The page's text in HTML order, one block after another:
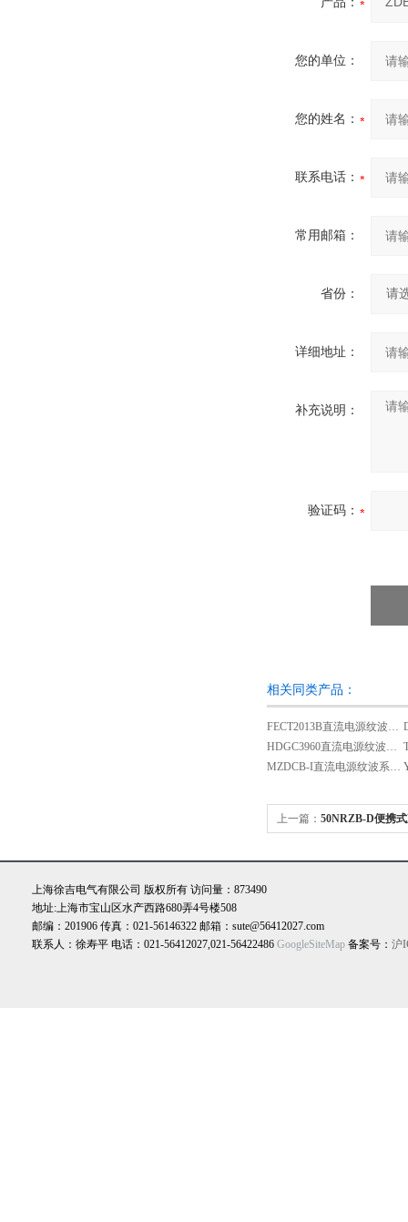
您的单位：
您的姓名：
联系电话：
常用邮箱：
省份：
详细地址：
补充说明：
验证码：
相关同类产品：
FECT2013B直流电源纹波系数测试仪
HDGC3960直流电源纹波系数测试仪
MZDCB-I直流电源纹波系数测试仪
上一篇： 50NRZB-D便携
上海徐吉电气有限公司 版权所有 访问量：873490
地址:上海市宝山区水产西路680弄4号楼508
邮编：201906 传真：021-56146322 邮箱：sute@56412027.com
联系人：徐寿平 电话：021-56412027,021-56422486 GoogleSiteMap 备案号： 沪